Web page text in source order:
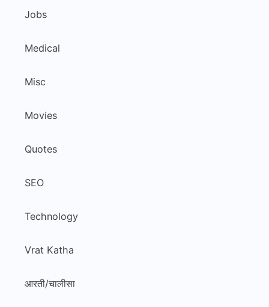
Jobs
Medical
Misc
Movies
Quotes
SEO
Technology
Vrat Katha
आरती/चालीसा